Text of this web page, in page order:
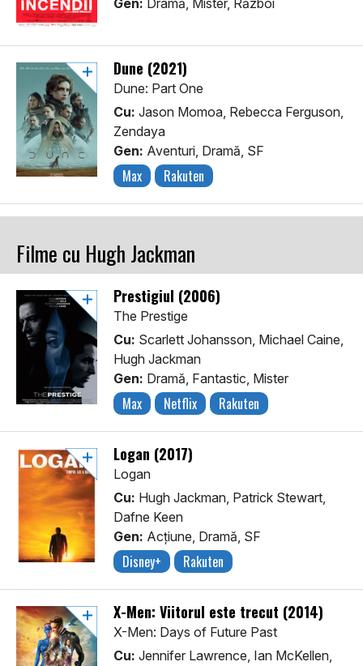
Gen: Dramă, Mister, Război
Dune (2021)
Dune: Part One
Cu: Jason Momoa, Rebecca Ferguson,
Zendaya
Gen: Aventuri, Dramă, SF
Max Rakuten
Filme cu Hugh Jackman
Prestigiul (2006)
The Prestige
Cu: Scarlett Johansson, Michael Caine,
Hugh Jackman
Gen: Dramă, Fantastic, Mister
Max Netflix Rakuten
Logan (2017)
Logan
Cu: Hugh Jackman, Patrick Stewart,
Dafne Keen
Gen: Acţiune, Dramă, SF
Disney+ Rakuten
X-Men: Viitorul este trecut (2014)
X-Men: Days of Future Past
Cu: Jennifer Lawrence, Ian McKellen,